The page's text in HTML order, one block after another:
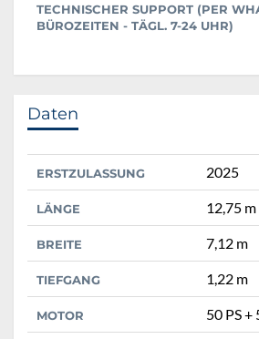
TECHNISCHER SUPPORT (PER
ÜROZEITEN - TÄGL. 7-24 UHR)
Daten
ERSTZULASSUNG 2025
LÄNGE 12,75 m
BREITE 7,12 m
TIEFGANG 1,22 m
MOTOR 50 PS +